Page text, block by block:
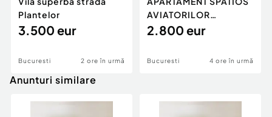
Plantelor
3.500 eur
Bucuresti 2 ore în urmă
AVIATORILOR
STRADAL
2.800 eur
Bucuresti 4 ore în urmă
Anunturi similare